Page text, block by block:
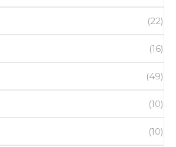
(22)
(16)
(49)
(10)
(10)